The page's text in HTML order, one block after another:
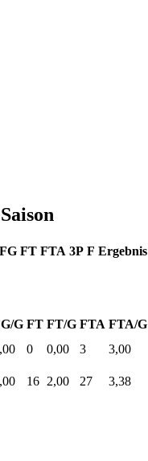
FG FT FTA 3P F Ergebnis
G FT FT/G FTA FTA/G
0 0,00 3
3,00
16 2,00 27
3,38